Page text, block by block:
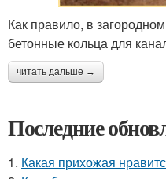
Как правило, в
бетонные кольца для
читать дальше →
Последние
1. Какая прихожая